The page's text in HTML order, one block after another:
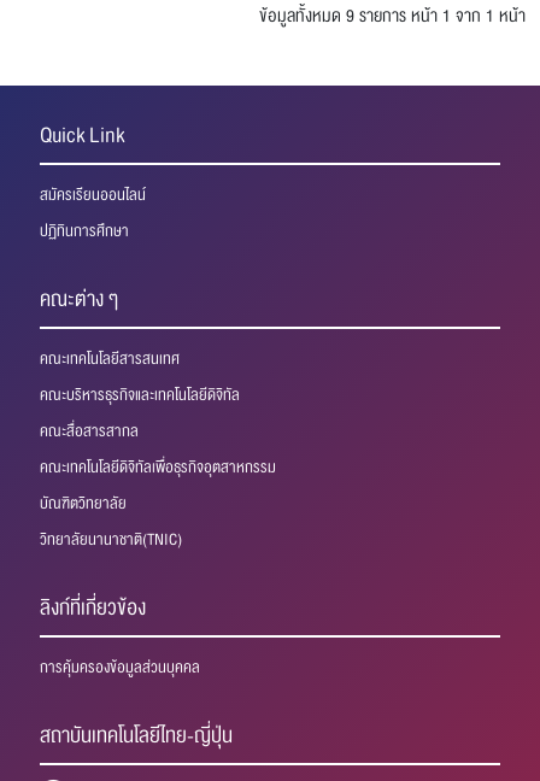
ข้อมูลทั้งหมด 9 รายการหน้า 1 จาก 1 หน้า
Quick Link
สมัครเรียนออนไลน์
ปฏิทินการศึกษา
คณะต่าง ๆ
คณะเทคโนโลยีสารสนเทศ
คณะบริหารธุรกิจและเทคโนโลยีดิจิทัล
คณะสื่อสารสากล
คณะเทคโนโลยีดิจิทัลเพื่อธุรกิจอุตสาหกรรม
บัณฑิตวิทยาลัย
วิทยาลัยนานาชาติ(TNIC)
ลิงก์ที่เกี่ยวข้อง
การคุ้มครองข้อมูลส่วนบุคคล
สถาบันเทคโนโลยีไทย-ญี่ปุ่น